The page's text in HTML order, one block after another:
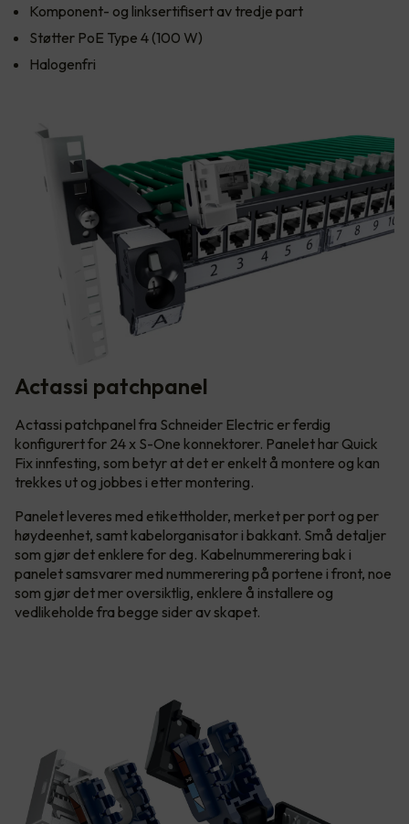
Komponent- og linksertifisert av tredje part
Støtter PoE Type 4 (100 W)
Halogenfri
Actassi patchpanel
Actassi patchpanel fra Schneider Electric er ferdig
konfigurert for 24 x S-One konnektorer. Panelet har Quick
Fix innfesting, som betyr at det er enkelt å montere og kan
trekkes ut og jobbes i etter montering.
Panelet leveres med etikettholder, merket per port og per
høydeenhet, samt kabelorganisator i bakkant. Små detaljer
som gjør det enklere for deg. Kabelnummerering bak i
panelet samsvarer med nummerering på portene i front, noe
som gjør det mer oversiktlig, enklere å installere og
vedlikeholde fra begge sider av skapet.